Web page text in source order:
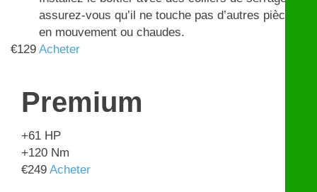
assurez-vous qu’il ne touche pas d’autres pièces
en mouvement ou chaudes.
€129 Acheter
Premium
+61 HP
+120 Nm
€249 Acheter